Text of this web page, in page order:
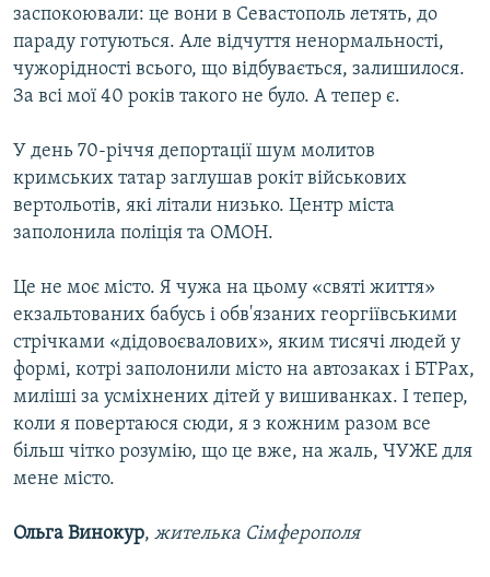
заспокоювали: це вони в Севастополь летять, до
параду готуються. Але відчуття ненормальності,
чужорідності всього, що відбувається, залишилося.
За всі мої 40 років такого не було. А тепер є.
У день 70-річчя депортації шум молитов
кримських татар заглушав рокіт військових
вертольотів, які літали низько. Центр міста
заполонила поліція та ОМОН.
Це не моє місто. Я чужа на цьому «святі життя»
екзальтованих бабусь і обв'язаних георгіївськими
стрічками «дідовоєвалових», яким тисячі людей у
формі, котрі заполонили місто на автозаках і БТРах,
миліші за усміхнених дітей у вишиванках. І тепер,
коли я повертаюся сюди, я з кожним разом все
більш чітко розумію, що це вже, на жаль, ЧУЖЕ для
мене місто.
Ольга Винокур, жителька Сімферополя